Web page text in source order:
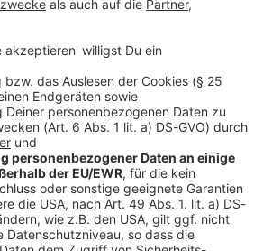
© dpa-infocom, dpa:260212-930-677072/2